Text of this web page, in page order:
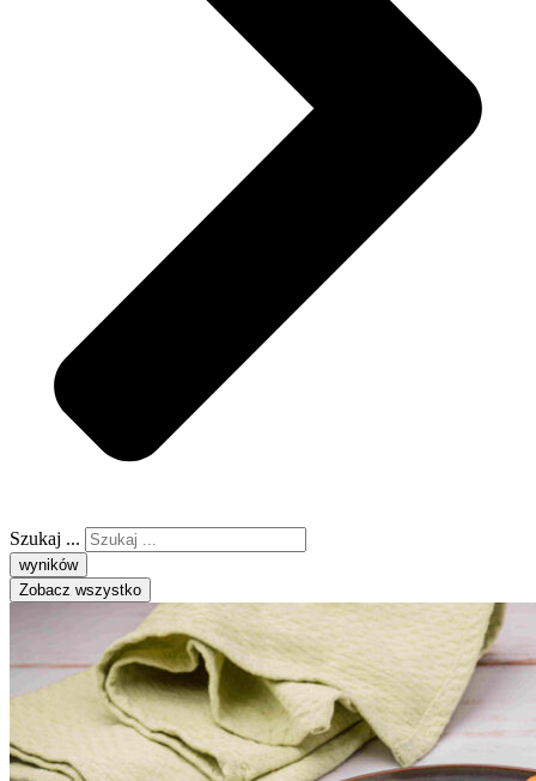
Szukaj ...
wyników
Zobacz wszystko